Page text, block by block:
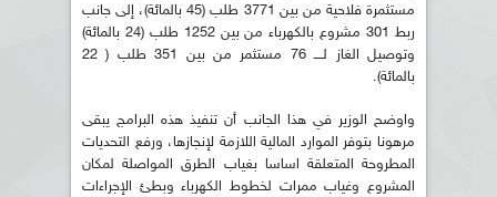
مستثمرة فلاحية من بين 3771 طلب (45 بالمائة)، إلى جانب
ربط 301 مشروع بالكهرباء من بين 1252 طلب (24 بالمائة)
وتوصيل الغاز لــــ 76 مستثمر من بين 351 طلب ( 22
بالمائة).
واوضح الوزير في هذا الجانب أن تنفيذ هذه البرامج يبقى
مرهونا بتوفر الموارد المالية اللازمة لإنجازها، ورفع التحديات
المطروحة المتعلقة اساسا بغياب الطرق المواصلة لمكان
المشروع وغياب ممرات لخطوط الكهرباء وبطئ الإجراءات